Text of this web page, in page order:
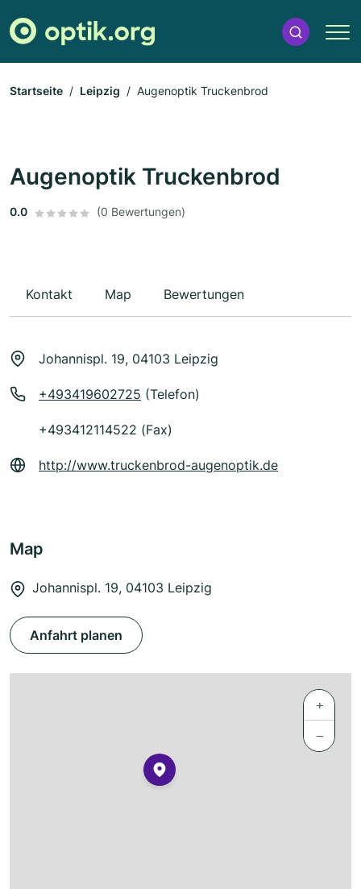
Startseite Leipzig Augenoptik Truckenbrod
Augenoptik Truckenbrod
0.0 (0 Bewertungen)
Kontakt Map Bewertungen
Johannispl. 19, 04103 Leipzig
+493419602725 (Telefon)
+493412114522 (Fax)
http://www.truckenbrod-augenoptik.de
Map
Johannispl. 19, 04103 Leipzig
Anfahrt planen
+
−